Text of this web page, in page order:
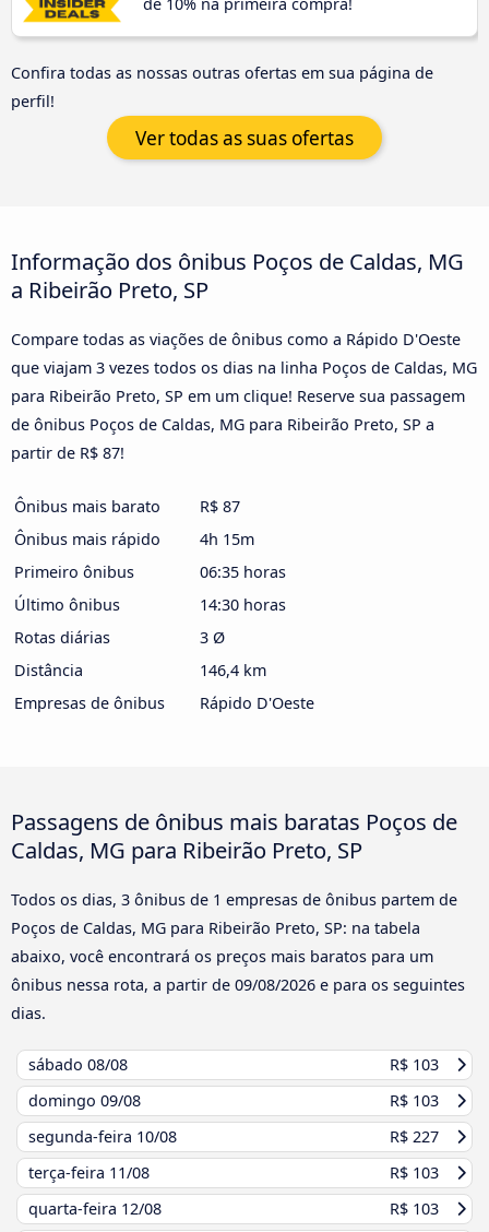
Confira todas as nossas outras ofertas em sua página de
perfil!
Ver todas as suas ofertas
Informação dos ônibus Poços de Caldas, MG
a Ribeirão Preto, SP
Compare todas as viações de ônibus como a Rápido D'Oeste
que viajam 3 vezes todos os dias na linha Poços de Caldas, MG
para Ribeirão Preto, SP em um clique! Reserve sua passagem
de ônibus Poços de Caldas, MG para Ribeirão Preto, SP a
partir de R$ 87!
Ônibus mais barato
R$ 87
Ônibus mais rápido
4h 15m
Primeiro ônibus
06:35 horas
Último ônibus
14:30 horas
Rotas diárias
3 Ø
Distância
146,4 km
Empresas de ônibus
Rápido D'Oeste
Passagens de ônibus mais baratas Poços de
Caldas, MG para Ribeirão Preto, SP
Todos os dias, 3 ônibus de 1 empresas de ônibus partem de
Poços de Caldas, MG para Ribeirão Preto, SP: na tabela
abaixo, você encontrará os preços mais baratos para um
ônibus nessa rota, a partir de 09/08/2026 e para os seguintes
dias.
sábado 08/08
R$ 103
domingo 09/08
R$ 103
segunda-feira 10/08
R$ 227
terça-feira 11/08
R$ 103
quarta-feira 12/08
R$ 103